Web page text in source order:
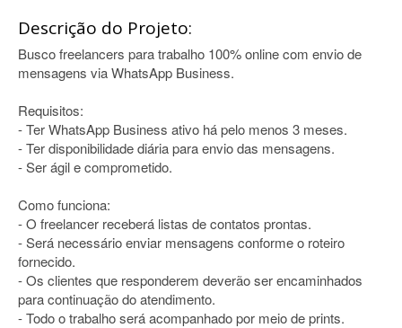
Descrição do Projeto:
Busco freelancers para trabalho 100% online com envio de
mensagens via WhatsApp Business.
Requisitos:
- Ter WhatsApp Business ativo há pelo menos 3 meses.
- Ter disponibilidade diária para envio das mensagens.
- Ser ágil e comprometido.
Como funciona:
- O freelancer receberá listas de contatos prontas.
- Será necessário enviar mensagens conforme o roteiro
fornecido.
- Os clientes que responderem deverão ser encaminhados
para continuação do atendimento.
- Todo o trabalho será acompanhado por meio de prints.